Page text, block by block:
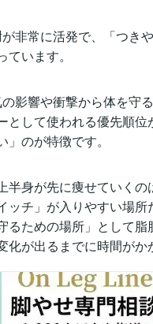
非常に活発で、「つき
います。
影響や衝撃から体を守
として使われる優先順位
」のが特徴です。
半身が先に痩せていくの
ッチ」が入りやすい場
るための場所」として脂
化が出るまでに時間がか